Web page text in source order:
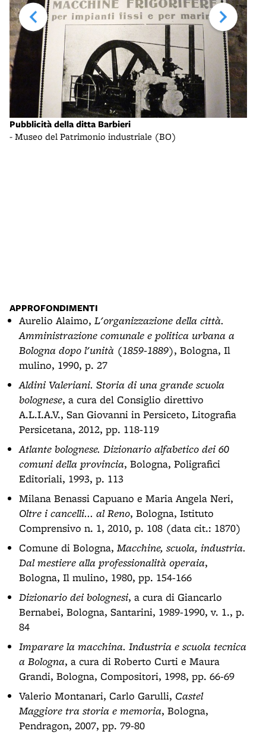
Pubblicità della ditta Barbieri
- Museo del Patrimonio industriale (BO)
APPROFONDIMENTI
Aurelio Alaimo, L'organizzazione della città.
Amministrazione comunale e politica urbana a
Bologna dopo l'unità (1859-1889), Bologna, Il
mulino, 1990, p. 27
Aldini Valeriani. Storia di una grande scuola
bolognese, a cura del Consiglio direttivo
A.L.I.A.V., San Giovanni in Persiceto, Litografia
Persicetana, 2012, pp. 118-119
Atlante bolognese. Dizionario alfabetico dei 60
comuni della provincia, Bologna, Poligrafici
Editoriali, 1993, p. 113
Milana Benassi Capuano e Maria Angela Neri,
Oltre i cancelli... al Reno, Bologna, Istituto
Comprensivo n. 1, 2010, p. 108 (data cit.: 1870)
Comune di Bologna, Macchine, scuola, industria.
Dal mestiere alla professionalità operaia,
Bologna, Il mulino, 1980, pp. 154-166
Dizionario dei bolognesi, a cura di Giancarlo
Bernabei, Bologna, Santarini, 1989-1990, v. 1., p.
84
Imparare la macchina. Industria e scuola tecnica
a Bologna, a cura di Roberto Curti e Maura
Grandi, Bologna, Compositori, 1998, pp. 66-69
Valerio Montanari, Carlo Garulli, Castel
Maggiore tra storia e memoria, Bologna,
Pendragon, 2007, pp. 79-80